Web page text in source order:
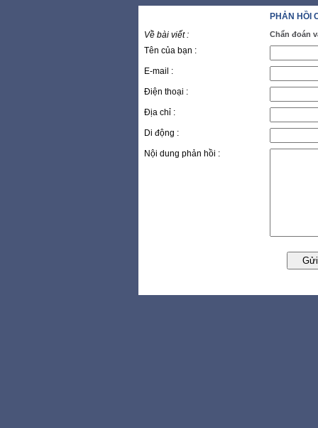
PHẢN HỒI
Về bài viết :
Chẩn đoán
Tên của bạn :
E-mail :
Điện thoại :
Địa chỉ :
Di động :
Nội dung phản hồi :